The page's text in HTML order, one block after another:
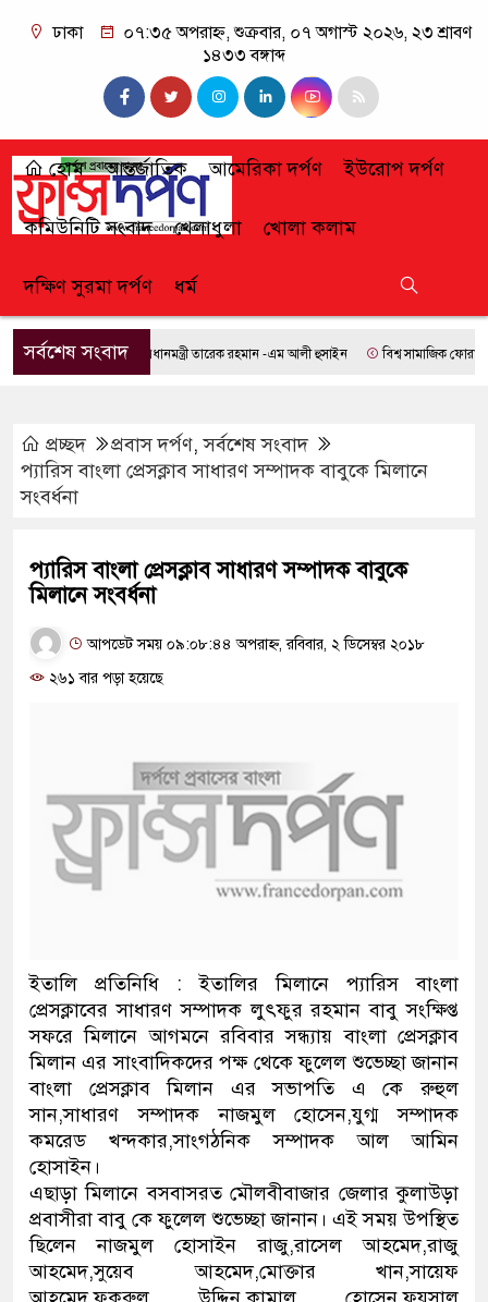
ঢাকা
০৭:৩৫ অপরাহ্ন, শুক্রবার, ০৭ অগাস্ট ২০২৬, ২৩ শ্রাবণ
১৪৩৩ বঙ্গাব্দ
হোম আন্তর্জাতিক আমেরিকা দর্পণ ইউরোপ দর্পণ
কমিউনিটি সংবাদ খেলাধুলা খোলা কলাম
দক্ষিণ সুরমা দর্পণ ধর্ম
সর্বশেষ সংবাদপ্রধানমন্ত্রী তারেক রহমান -এম আলী হুসাইন বিশ্ব সামাজিক ফোরামে
প্রচ্ছদ প্রবাস দর্পণ,সর্বশেষ সংবাদ
প্যারিস বাংলা প্রেসক্লাব সাধারণ সম্পাদক বাবুকে মিলানে
সংবর্ধনা
প্যারিস বাংলা প্রেসক্লাব সাধারণ সম্পাদক বাবুকে
মিলানে সংবর্ধনা
আপডেট সময় ০৯:০৮:৪৪ অপরাহ্ন, রবিবার, ২ ডিসেম্বর ২০১৮
২৬১ বার পড়া হয়েছে
ইতালি প্রতিনিধি : ইতালির মিলানে প্যারিস বাংলা
প্রেসক্লাবের সাধারণ সম্পাদক লুৎফুর রহমান বাবু সংক্ষিপ্ত
সফরে মিলানে আগমনে রবিবার সন্ধ্যায় বাংলা প্রেসক্লাব
মিলান এর সাংবাদিকদের পক্ষ থেকে ফুলেল শুভেচ্ছা জানান
বাংলা প্রেসক্লাব মিলান এর সভাপতি এ কে রুহুল
সান,সাধারণ সম্পাদক নাজমুল হোসেন,যুগ্ম সম্পাদক
কমরেড খন্দকার,সাংগঠনিক সম্পাদক আল আমিন
হোসাইন।
এছাড়া মিলানে বসবাসরত মৌলবীবাজার জেলার কুলাউড়া
প্রবাসীরা বাবু কে ফুলেল শুভেচ্ছা জানান। এই সময় উপস্থিত
ছিলেন নাজমুল হোসাইন রাজু,রাসেল আহমেদ,রাজু
আহমেদ,সুয়েব আহমেদ,মোক্তার খান,সায়েফ